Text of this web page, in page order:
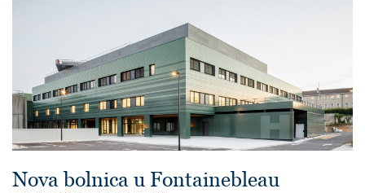
Nova bolnica u Fontainebleau